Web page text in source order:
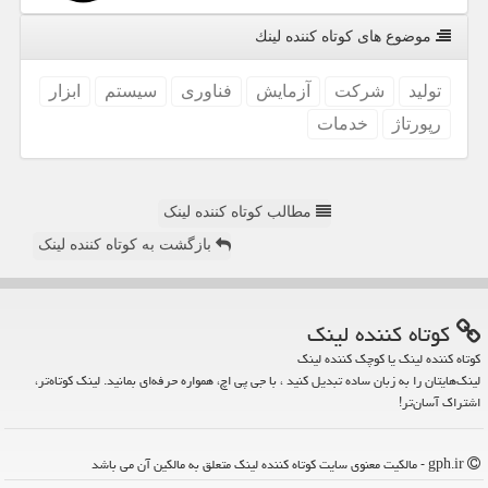
موضوع های كوتاه كننده لینك
تولید شركت آزمایش فناوری سیستم
ابزار
رپورتاژ
خدمات
مطالب کوتاه کننده لینک
بازگشت به کوتاه کننده لینک
كوتاه كننده لینك
کوتاه کننده لینک یا کوچک کننده لینک
لینک‌هایتان را به زبان ساده تبدیل کنید ، با جی پی اچ، همواره حرفه‌ای بمانید. لینک کوتاه‌تر،
اشتراک آسان‌تر!